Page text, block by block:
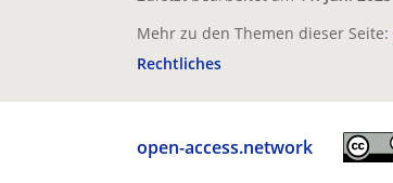
Mehr zu den Themen dieser Seite:
Rechtliches
open-access.network